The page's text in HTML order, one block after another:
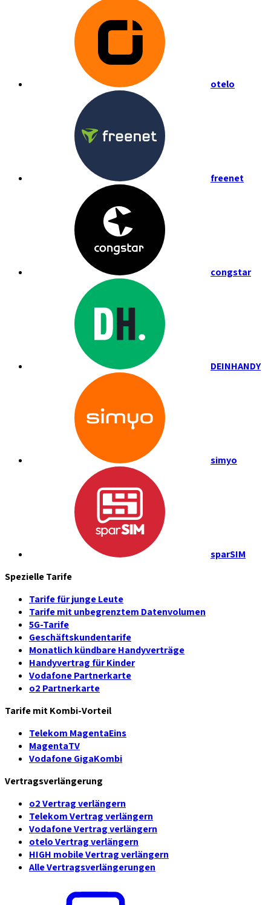
otelo
freenet
congstar
DEINHANDY
simyo
sparSIM
Spezielle Tarife
Tarife für junge Leute
Tarife mit unbegrenztem Datenvolumen
5G-Tarife
Geschäftskundentarife
Monatlich kündbare Handyverträge
Handyvertrag für Kinder
Vodafone Partnerkarte
o2 Partnerkarte
Tarife mit Kombi-Vorteil
Telekom MagentaEins
MagentaTV
Vodafone GigaKombi
Vertragsverlängerung
o2 Vertrag verlängern
Telekom Vertrag verlängern
Vodafone Vertrag verlängern
otelo Vertrag verlängern
HIGH mobile Vertrag verlängern
Alle Vertragsverlängerungen